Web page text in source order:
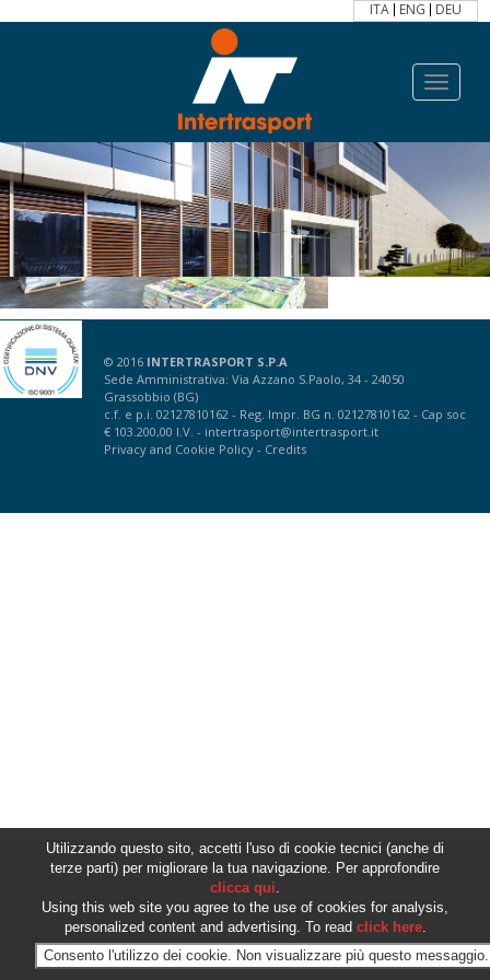
ITA ENG DEU
Toggle
© 2016 INTERTRASPORT S.P.A
Sede Amministrativa: Via Azzano S.Paolo, 34 - 24050
Grassobbio (BG)
c.f. e p.i. 02127810162 - Reg. Impr. BG n. 02127810162 - Cap soc
€ 103.200,00 I.V. - intertrasport@intertrasport.it
Privacyand Cookie Policy- Credits
Utilizzando questo sito, accetti l'uso di cookie tecnici (anche di
terze parti) per migliorare la tua navigazione. Per approfondire
clicca qui.
Using this web site you agree to the use of cookies for analysis,
personalized content and advertising. To read click here.